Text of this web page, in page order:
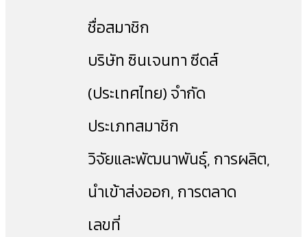
ชื่อสมาชิก
บริษัท ซินเจนทา ซีดส์
(ประเทศไทย) จำกัด
ประเภทสมาชิก
วิจัยและพัฒนาพันธุ์, การผลิต,
นำเข้าส่งออก, การตลาด
เลขที่